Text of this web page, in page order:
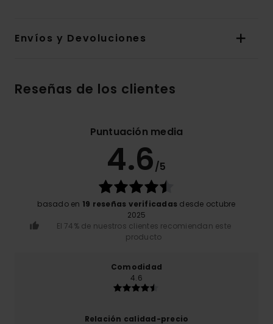
Envíos y Devoluciones
Reseñas de los clientes
Puntuación media
4.6/5
basado en 19 reseñas verificadas desde octubre
2025
El 74% de nuestros clientes recomiendan este
producto
Comodidad
4.6
Relación calidad-precio